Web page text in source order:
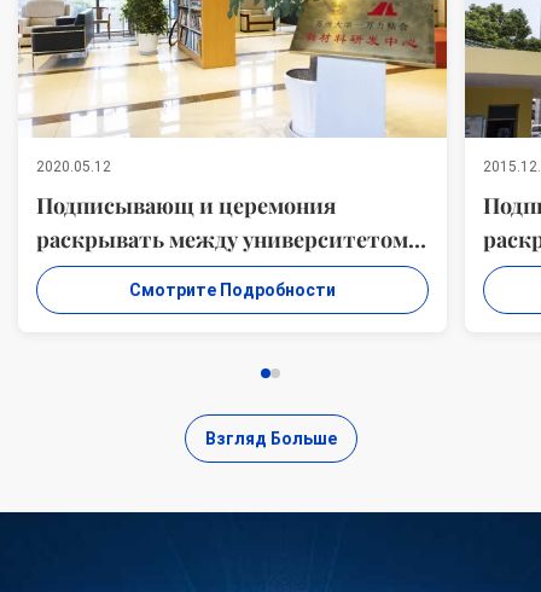
2020.05.12
Подписывающ и церемония
раскрывать между университетом
Сучжоу и новым центром CO.
МАТЕРИАЛОВ ПРИЛИПАНИЯ WUXI
Смотрите Подробности
Взгляд Больше